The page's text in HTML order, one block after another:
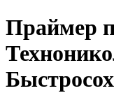
Праймер